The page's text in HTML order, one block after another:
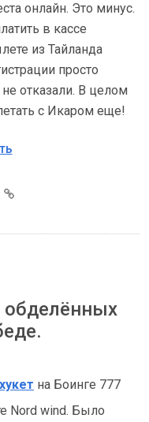
онлайн. Это минус.
в кассе
из Тайланда
просто
отказали. В целом
с Икаром еще!
обделëнных
на Боинге 777
Nord wind. Было